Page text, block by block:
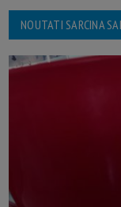
NOUTATI SARCINA